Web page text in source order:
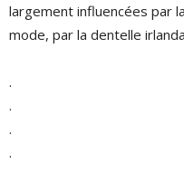
largement influencées par
mode, par la dentelle
.
.
.
.